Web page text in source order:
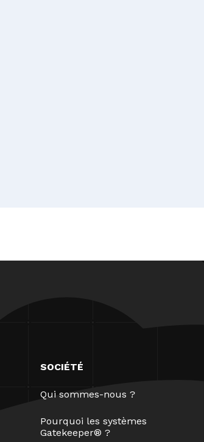
SOCIÉTÉ
Qui sommes-nous ?
Pourquoi les systèmes
Gatekeeper® ?